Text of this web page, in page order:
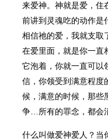
来爱神。神就是爱，住
前讲到灵魂吃的动作是
相信祂的爱，我就支取
在爱里面，就是你一直
它泡着，你就一直可以
信，你领受到满意程度
候，满意的时候，那些
争…所有的罪念，都会
什么叫做爱神爱人？当